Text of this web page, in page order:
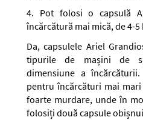
4. Pot folosi o capsulă
încărcătură mai mică, de 4-5
Da, capsulele Ariel
tipurile de mașini de
dimensiune a
pentru încărcături mai
foarte murdare, unde în
folosiți două capsule